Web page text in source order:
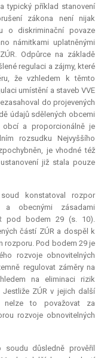
typický příklad stanovení
zákona není nijak
o diskriminační povaze
námitkami uplatněnými
Odpůrce na základě
regulaci a zájmy, které
že vzhledem k těmto
umístění a staveb VVE
do projevených
údajů sdělených obcemi
a proporcionálně je
rozsudku Nejvyššího
je vhodné též
již stala pouze
konstatoval rozpor
obecnými zásadami
pod bodem 29 (s. 10).
částí ZÚR a dospěl k
rozporu. Pod bodem 29 je
rozvoje obnovitelných
regulovat záměry na
na eliminaci rizik
ZÚR v jejich další
nelze to považovat za
rozvoje obnovitelných
soudu důsledně prověřil